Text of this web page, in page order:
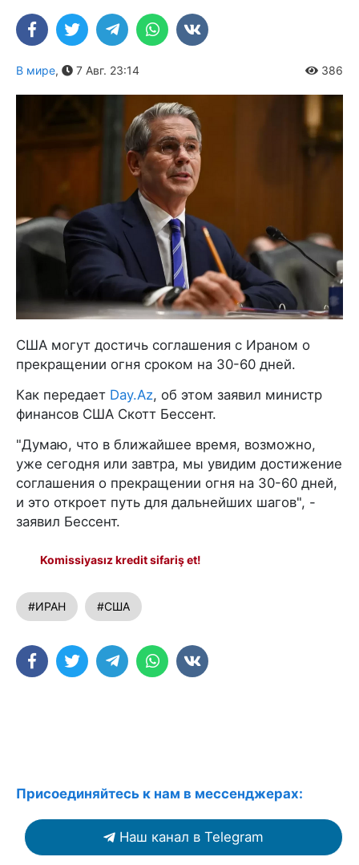
В мире, 7 Авг. 23:14 386
США могут достичь соглашения с Ираном о
прекращении огня сроком на 30-60 дней.
Как передает Day.Az, об этом заявил министр
финансов США Скотт Бессент.
"Думаю, что в ближайшее время, возможно,
уже сегодня или завтра, мы увидим достижение
соглашения о прекращении огня на 30-60 дней,
и это откроет путь для дальнейших шагов", -
заявил Бессент.
Komissiyasız kredit sifariş et!
#ИРАН #США
Присоединяйтесь к нам в мессенджерах:
Наш канал в Telegram